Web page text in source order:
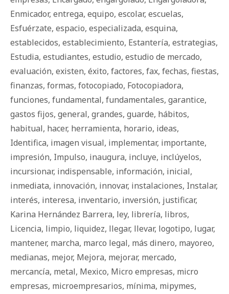
Enmicador, entrega, equipo, escolar, escuelas,
Esfuérzate, espacio, especializada, esquina,
establecidos, establecimiento, Estantería, estrategias,
Estudia, estudiantes, estudio, estudio de mercado,
evaluación, existen, éxito, factores, fax, fechas, fiestas,
finanzas, formas, fotocopiado, Fotocopiadora,
funciones, fundamental, fundamentales, garantice,
gastos fijos, general, grandes, guarde, há­bi­tos,
habitual, hacer, herramienta, horario, ideas,
Identifica, imagen visual, implementar, importante,
impresión, Impulso, inaugura, incluye, inclúyelos,
incursionar, indispensable, información, inicial,
inmediata, innovación, innovar, instalaciones, Instalar,
interés, interesa, inventario, inversión, justificar,
Karina Hernández Barrera, ley, librería, libros,
Licencia, limpio, liquidez, llegar, llevar, logotipo, lugar,
mantener, marcha, marco legal, más dinero, mayoreo,
medianas, mejor, Mejora, mejorar, mercado,
mercancía, metal, Mexico, Micro empresas, micro
empresas, microempresarios, mínima, mipymes,